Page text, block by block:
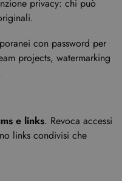
privacy: chi può
con password per
projects, watermarking
e links. Revoca accessi
links condivisi che